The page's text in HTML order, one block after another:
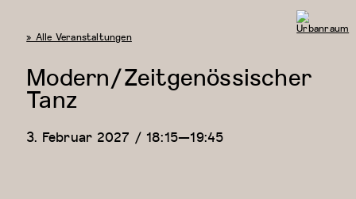
« Alle Veranstaltungen
Modern/Zeitgenössischer
Tanz
3. Februar 2027 / 18:15—19:45